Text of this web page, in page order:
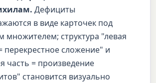
Дефициты
в виде карточек под
множителем; структура "левая
перекрестное сложение" и
часть = произведение
становится визуально